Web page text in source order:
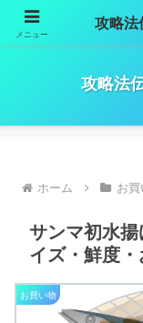
スーパーマーケットで
攻略法
ホーム お買
サンマ初水
イズ・鮮度
お買い物
メニュー
攻略